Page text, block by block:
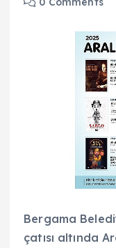
Bergama
çatısı altında